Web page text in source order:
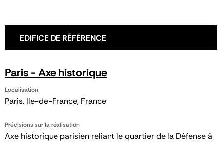
EDIFICE DE RÉFÉRENCE
Paris - Axe historique
Localisation
Paris, Ile-de-France, France
Précisions sur la réalisation
Axe historique parisien reliant le quartier de la Défense à